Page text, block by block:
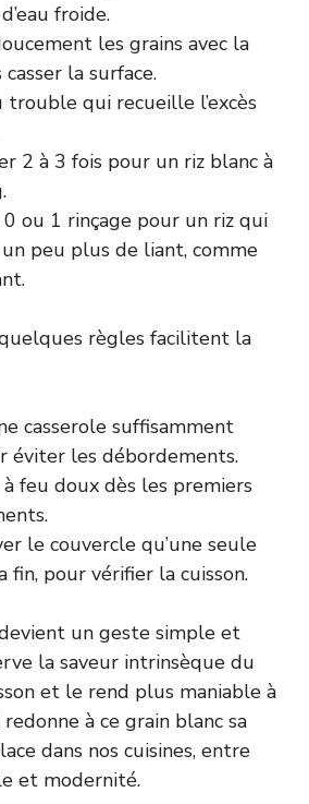
froide.
les grains avec la
casser la surface.
trouble qui recueille l’excès
2 à 3 fois pour un riz blanc à
0 ou 1 rinçage pour un riz qui
peu plus de liant, comme
règles facilitent la
casserole suffisamment
éviter les débordements.
feu doux dès les premiers
le couvercle qu’une seule
fin, pour vérifier la cuisson.
un geste simple et
la saveur intrinsèque du
et le rend plus maniable à
à ce grain blanc sa
dans nos cuisines, entre
et modernité.